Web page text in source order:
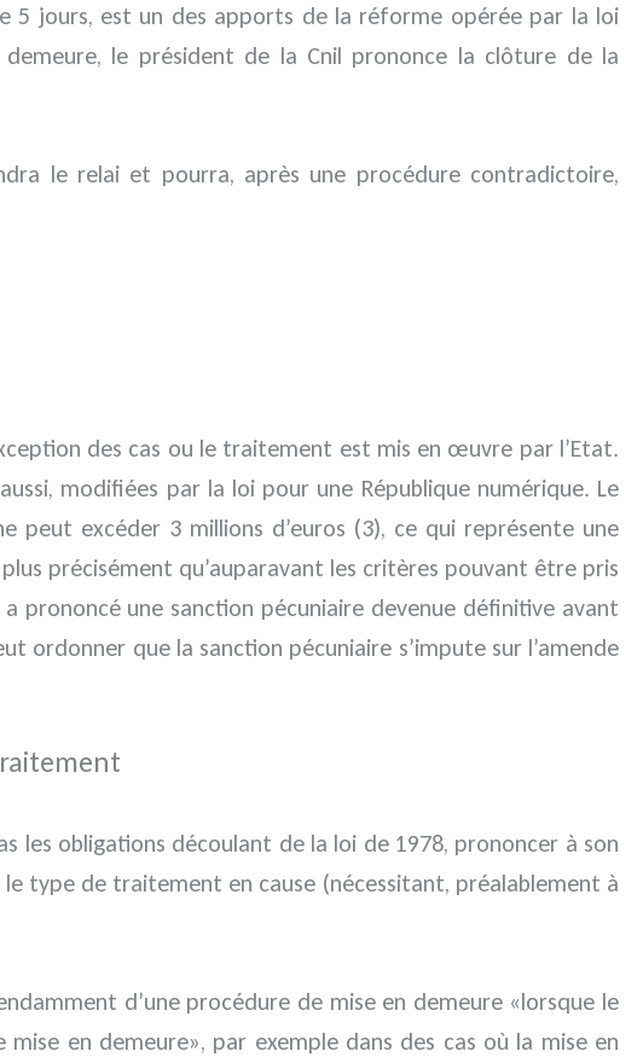
5 jours, est un des apports de la réforme opérée par la loi
le président de la Cnil prononce la clôture de la
le relai et pourra, après une procédure contradictoire,
des cas ou le traitement est mis en œuvre par l’Etat.
modifiées par la loi pour une République numérique. Le
peut excéder 3 millions d’euros (3), ce qui représente une
précisément qu’auparavant les critères pouvant être pris
prononcé une sanction pécuniaire devenue définitive avant
ordonner que la sanction pécuniaire s’impute sur l’amende
les obligations découlant de la loi de 1978, prononcer à son
type de traitement en cause (nécessitant, préalablement à
d’une procédure de mise en demeure «lorsque le
en demeure», par exemple dans des cas où la mise en